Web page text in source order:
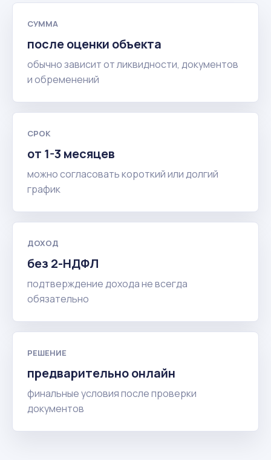
СУММА
после оценки объекта
обычно зависит от ликвидности, документов
и обременений
СРОК
от 1-3 месяцев
можно согласовать короткий или долгий
график
ДОХОД
без 2-НДФЛ
подтверждение дохода не всегда
обязательно
РЕШЕНИЕ
предварительно онлайн
финальные условия после проверки
документов